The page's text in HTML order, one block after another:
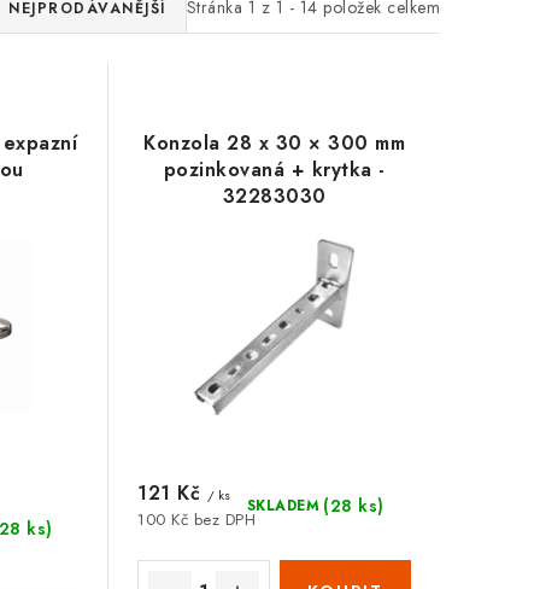
Stránka 1 z 1 - 14 položek celkem
NEJPRODÁVANĚJŠÍ
ks)
Konzola 28 x 30 × 300 mm
pozinkovaná + krytka -
32283030
SKLADEM (28 ks)
100 Kč bez DPH
121 Kč / ks
Zákaznická podpora
Stačí napsat, poradíme s čímkoli.